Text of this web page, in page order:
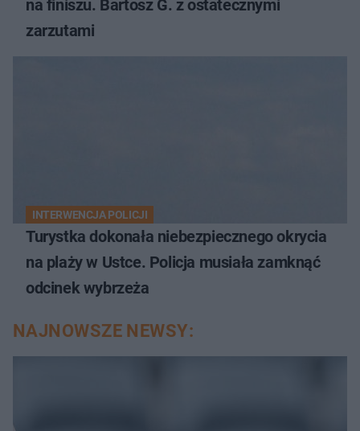
na finiszu. Bartosz G. z ostatecznymi
zarzutami
INTERWENCJA POLICJI
Turystka dokonała niebezpiecznego okrycia
na plaży w Ustce. Policja musiała zamknąć
odcinek wybrzeża
NAJNOWSZE NEWSY: